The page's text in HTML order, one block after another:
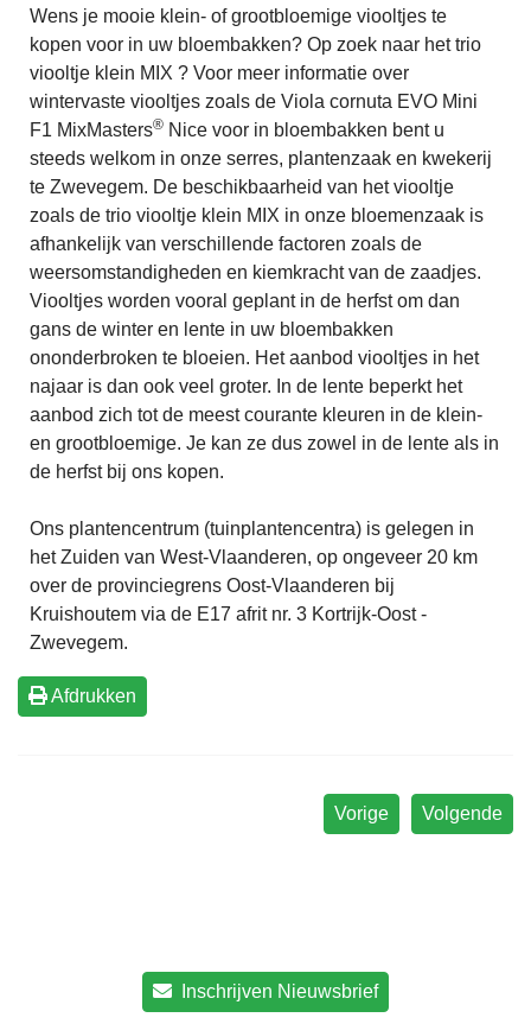
Wens je mooie klein- of grootbloemige viooltjes te
kopen voor in uw bloembakken? Op zoek naar het trio
viooltje klein MIX ? Voor meer informatie over
wintervaste viooltjes zoals de Viola cornuta EVO Mini
F1 MixMasters® Nice voor in bloembakken bent u
steeds welkom in onze serres, plantenzaak en kwekerij
te Zwevegem. De beschikbaarheid van het viooltje
zoals de trio viooltje klein MIX in onze bloemenzaak is
afhankelijk van verschillende factoren zoals de
weersomstandigheden en kiemkracht van de zaadjes.
Viooltjes worden vooral geplant in de herfst om dan
gans de winter en lente in uw bloembakken
ononderbroken te bloeien. Het aanbod viooltjes in het
najaar is dan ook veel groter. In de lente beperkt het
aanbod zich tot de meest courante kleuren in de klein-
en grootbloemige. Je kan ze dus zowel in de lente als in
de herfst bij ons kopen.
Ons plantencentrum (tuinplantencentra) is gelegen in
het Zuiden van West-Vlaanderen, op ongeveer 20 km
over de provinciegrens Oost-Vlaanderen bij
Kruishoutem via de E17 afrit nr. 3 Kortrijk-Oost -
Zwevegem.
Afdrukken
Volgende
Vorige
Inschrijven Nieuwsbrief